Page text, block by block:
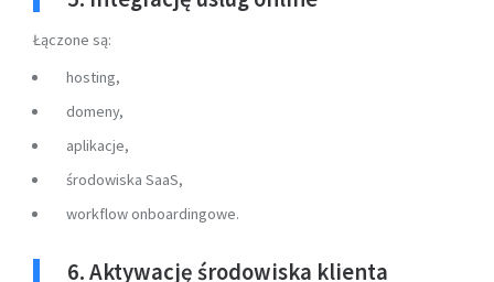
Łączone są:
hosting,
domeny,
aplikacje,
środowiska SaaS,
workflow onboardingowe.
6. Aktywację środowiska klienta